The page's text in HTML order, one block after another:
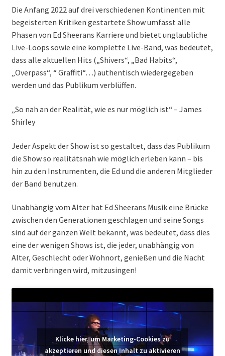
Die Anfang 2022 auf drei verschiedenen Kontinenten mit
begeisterten Kritiken gestartete Show umfasst alle
Phasen von Ed Sheerans Karriere und bietet unglaubliche
Live-Loops sowie eine komplette Live-Band, was bedeutet,
dass alle aktuellen Hits („Shivers“, „Bad Habits“,
„Overpass“, “ Graffiti“…) authentisch wiedergegeben
werden und das Publikum verblüffen.
„So nah an der Realität, wie es nur möglich ist“ – James
Shirley
Jeder Aspekt der Show ist so gestaltet, dass das Publikum
die Show so realitätsnah wie möglich erleben kann – bis
hin zu den Instrumenten, die Ed und die anderen Mitglieder
der Band benutzen.
Unabhängig vom Alter hat Ed Sheerans Musik eine Brücke
zwischen den Generationen geschlagen und seine Songs
sind auf der ganzen Welt bekannt, was bedeutet, dass dies
eine der wenigen Shows ist, die jeder, unabhängig von
Alter, Geschlecht oder Wohnort, genießen und die Nacht
damit verbringen wird, mitzusingen!
Klicke hier, um Marketing-Cookies zu
akzeptieren und diesen Inhalt zu aktivieren